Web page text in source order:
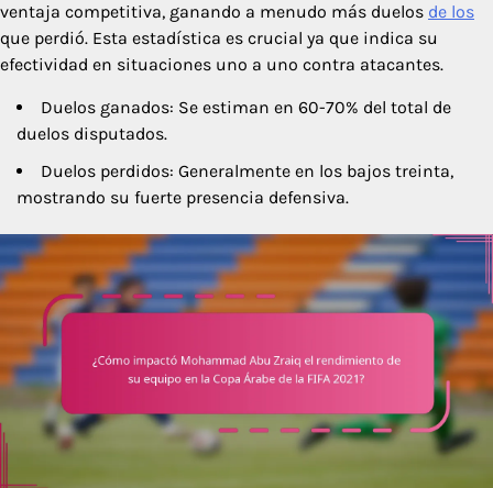
ventaja competitiva, ganando a menudo más duelos de los
que perdió. Esta estadística es crucial ya que indica su
efectividad en situaciones uno a uno contra atacantes.
Duelos ganados: Se estiman en 60-70% del total de
duelos disputados.
Duelos perdidos: Generalmente en los bajos treinta,
mostrando su fuerte presencia defensiva.